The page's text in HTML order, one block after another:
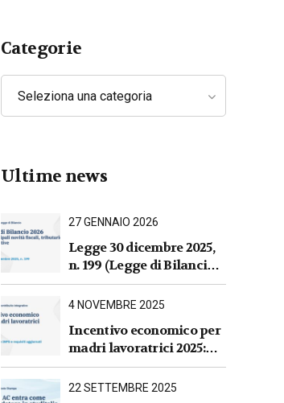
Categorie
Seleziona una categoria
Ultime news
27 GENNAIO 2026
Legge 30 dicembre 2025,
n. 199 (Legge di Bilancio
2026).Sintesi commentata
delle principali novità
contributive e per le
imprese
4 NOVEMBRE 2025
Incentivo economico per
madri lavoratrici 2025:
nuove regole INPS e
requisiti aggiornati
22 SETTEMBRE 2025